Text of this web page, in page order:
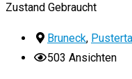
Zustand Gebraucht
Bruneck, Pustertal
503 Ansichten